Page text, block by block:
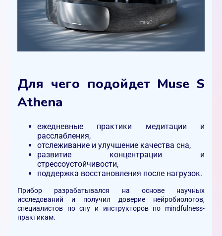
Для чего подойдет Muse S
Athena
ежедневные практики медитации и
расслабления,
отслеживание и улучшение качества сна,
развитие концентрации и
стрессоустойчивости,
поддержка восстановления после нагрузок.
Прибор разрабатывался на основе научных
исследований и получил доверие нейробиологов,
специалистов по сну и инструкторов по mindfulness-
практикам.